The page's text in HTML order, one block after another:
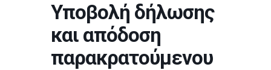
Υποβολή δήλωσης
και απόδοση
παρακρατούμενου